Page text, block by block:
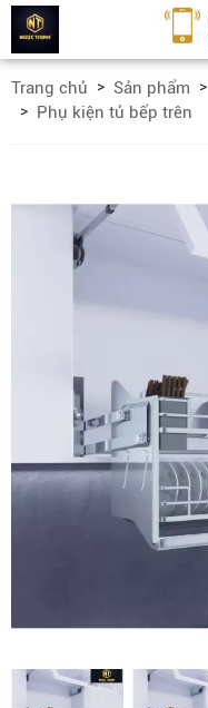
Trang chủ Sản phẩm
Phụ kiện tủ bếp trên